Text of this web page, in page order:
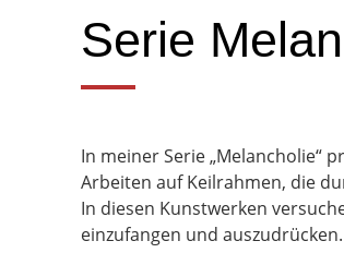
Serie
In meiner Serie „Melancholie“
Arbeiten auf Keilrahmen, die
In diesen Kunstwerken
einzufangen und auszudrücken.